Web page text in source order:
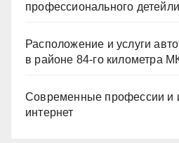
профессионального
Расположение и услуги
в районе 84-го километра
Современные профессии и
интернет